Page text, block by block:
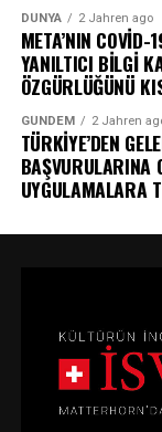
DÜNYA 2 Jahren ago
META’NIN
YANILTICI BİLGİ
ÖZGÜRLÜĞÜNÜ
GÜNDEM 2 Jahren
TÜRKİYE’DEN
BAŞVURULARINA
UYGULAMALARA